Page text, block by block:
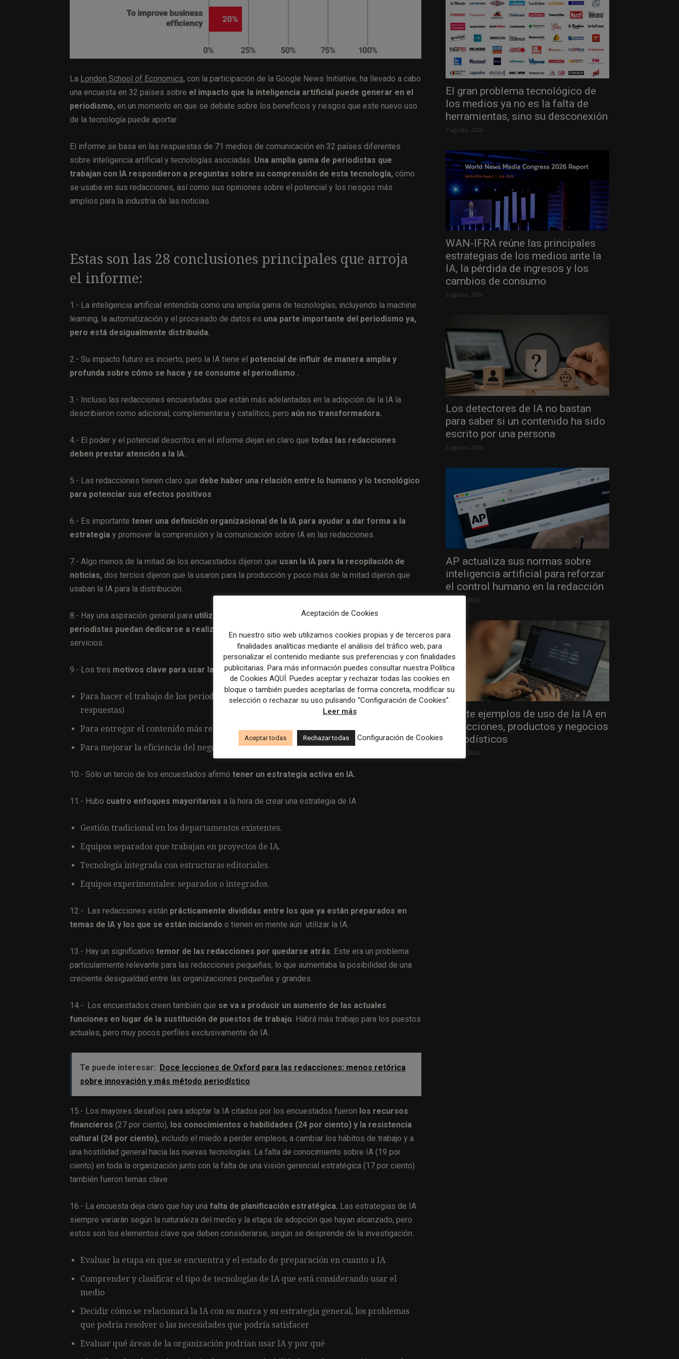
La London School of Economics, con la participación de la Google News Initiative, ha llevado a cabo
una encuesta en 32 países sobre el impacto que la inteligencia artificial puede generar en el
periodismo, en un momento en que se debate sobre los beneficios y riesgos que este nuevo uso
de la tecnología puede aportar.
El informe se basa en las respuestas de 71 medios de comunicación en 32 países diferentes
sobre inteligencia artificial y tecnologías asociadas. Una amplia gama de periodistas que
trabajan con IA respondieron a preguntas sobre su comprensión de esta tecnología, cómo
se usaba en sus redacciones, así como sus opiniones sobre el potencial y los riesgos más
amplios para la industria de las noticias.
Estas son las 28 conclusiones principales que arroja
el informe:
1.- La inteligencia artificial entendida como una amplia gama de tecnologías, incluyendo la machine
learning, la automatización y el procesado de datos es una parte importante del periodismo ya,
pero está desigualmente distribuida.
2.- Su impacto futuro es incierto, pero la IA tiene el potencial de influir de manera amplia y
profunda sobre cómo se hace y se consume el periodismo .
3.- Incluso las redacciones encuestadas que están más adelantadas en la adopción de la IA la
describieron como adicional, complementaria y catalítico, pero aún no transformadora.
4.- El poder y el potencial descritos en el informe dejan en claro que todas las redacciones
deben prestar atención a la IA.
5.- Las redacciones tienen claro que debe haber una relación entre lo humano y lo tecnológico
para potenciar sus efectos positivos
6.- Es importante tener una definición organizacional de la IA para ayudar a dar forma a la
estrategia y promover la comprensión y la comunicación sobre IA en las redacciones.
7.- Algo menos de la mitad de los encuestados dijeron que usan la IA para la recopilación de
noticias, dos tercios dijeron que la usaron para la producción y poco más de la mitad dijeron que
usaban la IA para la distribución.
8.- Hay una aspiración general para utilizar la IA como forma de liberar recursos para que los
periodistas puedan dedicarse a realizar mejores o nuevos contenidos
servicios.
9.- Los tres motivos clave para usar la IA fueron:
Para hacer el trabajo de los periodistas más eficiente (citado en el 68 por ciento de las
respuestas)
Para entregar el contenido más relevante a los usuarios (45 por ciento)
Para mejorar la eficiencia del negocio (18 por ciento).
10.- Sólo un tercio de los encuestados afirmó tener un estrategia activa en IA.
11.- Hubo cuatro enfoques mayoritarios a la hora de crear una estrategia de IA :
Gestión tradicional en los departamentos existentes.
Equipos separados que trabajan en proyectos de IA.
Tecnología integrada con estructuras editoriales.
Equipos experimentales: separados o integrados.
12.- Las redacciones están prácticamente divididas entre los que ya están preparados en
temas de IA y los que se están iniciando o tienen en mente aún utilizar la IA.
13.- Hay un significativo temor de las redacciones por quedarse atrás. Este era un problema
particularmente relevante para las redacciones pequeñas, lo que aumentaba la posibilidad de una
creciente desigualdad entre las organizaciones pequeñas y grandes.
14.- Los encuestados creen también que se va a producir un aumento de las actuales
funciones en lugar de la sustitución de puestos de trabajo. Habrá más trabajo para los puestos
actuales, pero muy pocos perfiles exclusivamente de IA.
Te puede interesar:
Doce lecciones de Oxford para las redacciones: menos retórica
sobre innovación y más método periodístico
15.- Los mayores desafíos para adoptar la IA citados por los encuestados fueron los recursos
financieros (27 por ciento), los conocimientos o habilidades (24 por ciento) y la resistencia
cultural (24 por ciento), incluido el miedo a perder empleos, a cambiar los hábitos de trabajo y a
una hostilidad general hacia las nuevas tecnologías. La falta de conocimiento sobre IA (19 por
ciento) en toda la organización junto con la falta de una visión gerencial estratégica (17 por ciento)
también fueron temas clave.
16.- La encuesta deja claro que hay una falta de planificación estratégica. Las estrategias de IA
siempre variarán según la naturaleza del medio y la etapa de adopción que hayan alcanzado, pero
estos son los elementos clave que deben considerarse, según se desprende de la investigación:
Evaluar la etapa en que se encuentra y el estado de preparación en cuanto a IA
Comprender y clasificar el tipo de tecnologías de IA que está considerando usar el
medio
Decidir cómo se relacionará la IA con su marca y su estrategia general, los problemas
que podría resolver o las necesidades que podría satisfacer
Evaluar qué áreas de la organización podrían usar IA y por qué
El gran problema tecnológico de
los medios ya no es la falta de
herramientas, sino su desconexión
7 agosto, 2026
WAN-IFRA reúne las principales
estrategias de los medios ante la
IA, la pérdida de ingresos y los
cambios de consumo
5 agosto, 2026
Los detectores de IA no bastan
para saber si un contenido ha sido
escrito por una persona
3 agosto, 2026
AP actualiza sus normas sobre
inteligencia artificial para reforzar
el control humano en la redacción
31 julio, 2026
Veinte ejemplos de uso de la IA en
redacciones, productos y negocios
periodísticos
31 julio, 2026
Aceptación de Cookies
En nuestro sitio web utilizamos cookies propias y de terceros para
finalidades analíticas mediante el análisis del tráfico web, para
personalizar el contenido mediante sus preferencias y con finalidades
publicitarias. Para más información puedes consultar nuestra Política
de Cookies AQUÍ. Puedes aceptar y rechazar todas las cookies en
bloque o también puedes aceptarlas de forma concreta, modificar su
selección o rechazar su uso pulsando “Configuración de Cookies”.
Leer más
Aceptar todas Rechazar todas Configuración de Cookies